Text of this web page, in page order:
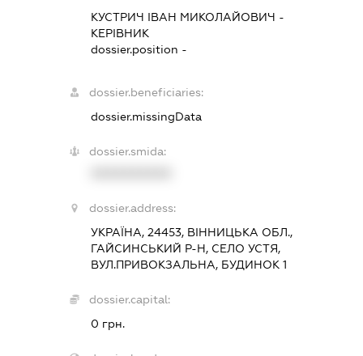
КУСТРИЧ ІВАН МИКОЛАЙОВИЧ -
КЕРІВНИК
dossier.position -
dossier.beneficiaries:
dossier.missingData
dossier.smida:
dossier.address:
УКРАЇНА, 24453, ВІННИЦЬКА ОБЛ.,
ГАЙСИНСЬКИЙ Р-Н, СЕЛО УСТЯ,
ВУЛ.ПРИВОКЗАЛЬНА, БУДИНОК 1
dossier.capital:
0 грн.